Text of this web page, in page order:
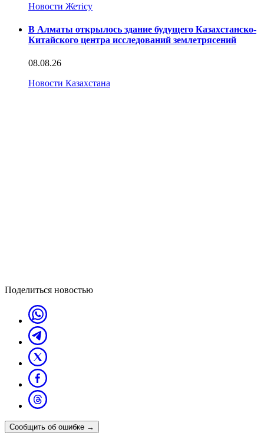
Новости Жетісу
В Алматы открылось здание будущего Казахстанско-
Китайского центра исследований землетрясений
08.08.26
Новости Казахстана
Поделиться новостью
Сообщить об ошибке →